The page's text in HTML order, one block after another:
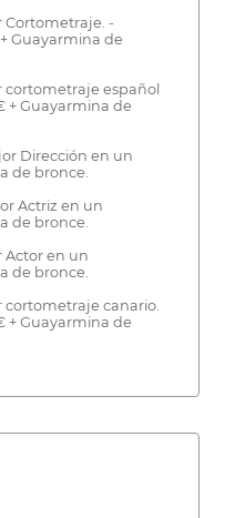
Cortometraje. -
Guayarmina de
cortometraje español
+ Guayarmina de
Dirección en un
de bronce.
Actriz en un
de bronce.
Actor en un
de bronce.
cortometraje canario.
+ Guayarmina de